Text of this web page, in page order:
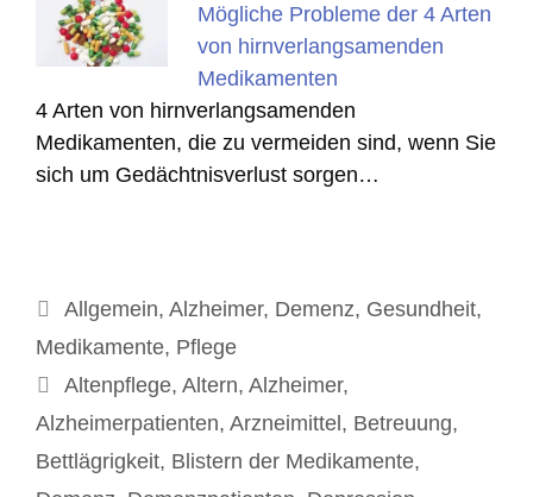
Mögliche Probleme der 4 Arten
von hirnverlangsamenden
Medikamenten
4 Arten von hirnverlangsamenden
Medikamenten, die zu vermeiden sind, wenn Sie
sich um Gedächtnisverlust sorgen…
Kategorien
Allgemein, Alzheimer, Demenz, Gesundheit,
Medikamente, Pflege
Schlagwörter
Altenpflege, Altern, Alzheimer,
Alzheimerpatienten, Arzneimittel, Betreuung,
Bettlägrigkeit, Blistern der Medikamente,